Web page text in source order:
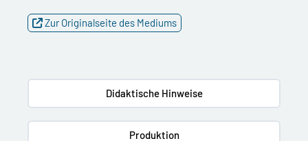
Zur Originalseite des Mediums
Didaktische Hinweise
Produktion